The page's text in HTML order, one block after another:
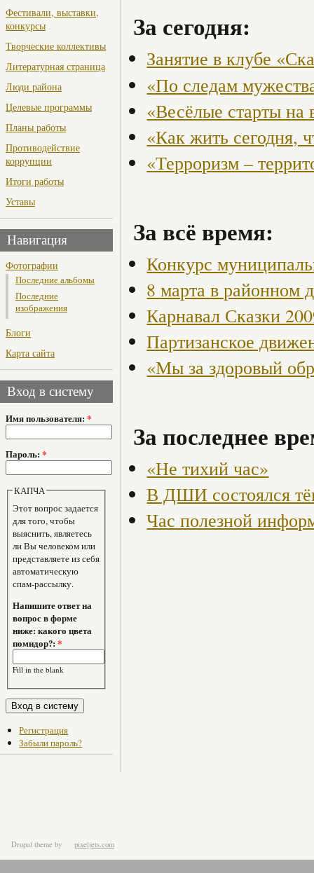
Фестивали, выставки,
конкурсы
Творческие коллективы
Литературная страница
Люди района
Целевые программы
Планы работы
Противодействие
коррупции
Итоги работы
Уставы
Навигация
Фотографии
Последние альбомы
Последние
изображения
Блоги
Карта сайта
Вход в систему
Имя пользователя: *
Пароль: *
КАПЧА
Этот вопрос задается
для того, чтобы
выяснить, являетесь
ли Вы человеком или
представляете из себя
автоматическую
спам-рассылку.
Напишите ответ на
вопрос в форме
ниже: какого цвета
помидор?:*
Fill in the blank
Регистрация
Забыли пароль?
За сегодня:
Занятие в клубе
«По следам
«Весёлые старты на
«Как жить сегодня,
«Терроризм –
За всё время:
Конкурс
8 марта в районном
Карнавал Сказки
Партизанское
«Мы за здоровый
За последнее
«Не тихий час»
В ДШИ состоялся
Час полезной
Drupal theme by pixeljets.com